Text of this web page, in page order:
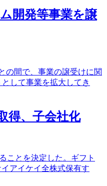
開発等事業を譲
の間で、事業の譲受けに関
して事業を拡大してき
得、子会社化
ことを決定した。ギフト
アイケイ全株式保有す